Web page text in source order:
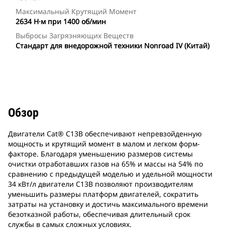
Максимальный Крутящий Момент
2634 Н·м при 1400 об/мин
Выбросы Загрязняющих Веществ
Стандарт для внедорожной техники Nonroad IV (Китай)
Обзор
Двигатели Cat® C13B обеспечивают непревзойденную
мощность и крутящий момент в малом и легком форм-
факторе. Благодаря уменьшению размеров системы
очистки отработавших газов на 65% и массы на 54% по
сравнению с предыдущей моделью и удельной мощности
34 кВт/л двигатели C13B позволяют производителям
уменьшить размеры платформ двигателей, сократить
затраты на установку и достичь максимального времени
безотказной работы, обеспечивая длительный срок
службы в самых сложных условиях.